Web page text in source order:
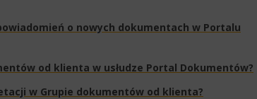
o nowych dokumentach w Portalu
od klienta w usłudze Portal Dokumentów?
w Grupie dokumentów od klienta?